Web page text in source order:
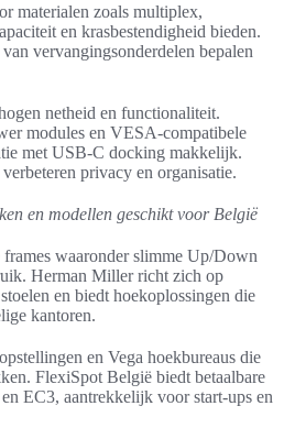
materialen zoals multiplex,
en krasbestendigheid bieden.
vervangingsonderdelen bepalen
netheid en functionaliteit.
modules en VESA-compatibele
met USB-C docking makkelijk.
privacy en organisatie.
en modellen geschikt voor België
frames waaronder slimme Up/Down
Herman Miller richt zich op
en biedt hoekoplossingen die
kantoren.
en Vega hoekbureaus die
FlexiSpot België biedt betaalbare
EC3, aantrekkelijk voor start-ups en